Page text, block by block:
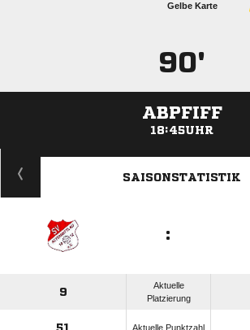
Gelbe Karte
90'
ABPFIFF
18:45UHR
ANZEIGE
SAISONSTATISTIK
:
9
Aktuelle
Platzierung
51 Aktuelle Punktzahl